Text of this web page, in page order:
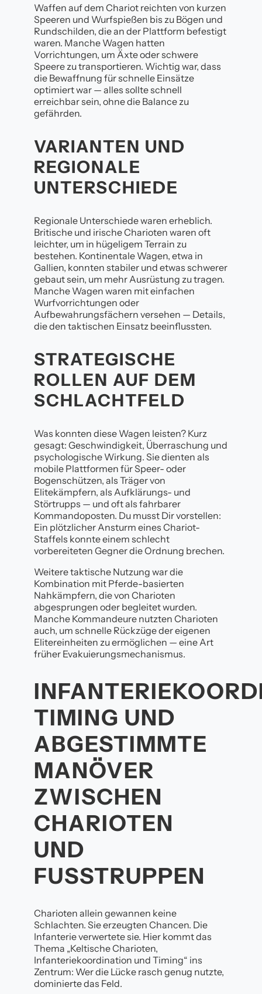
Waffen auf dem Chariot reichten von kurzen
Speeren und Wurfspießen bis zu Bögen und
Rundschilden, die an der Plattform befestigt
waren. Manche Wagen hatten
Vorrichtungen, um Äxte oder schwere
Speere zu transportieren. Wichtig war, dass
die Bewaffnung für schnelle Einsätze
optimiert war — alles sollte schnell
erreichbar sein, ohne die Balance zu
gefährden.
VARIANTEN UND
REGIONALE
UNTERSCHIEDE
Regionale Unterschiede waren erheblich.
Britische und irische Charioten waren oft
leichter, um in hügeligem Terrain zu
bestehen. Kontinentale Wagen, etwa in
Gallien, konnten stabiler und etwas schwerer
gebaut sein, um mehr Ausrüstung zu tragen.
Manche Wagen waren mit einfachen
Wurfvorrichtungen oder
Aufbewahrungsfächern versehen — Details,
die den taktischen Einsatz beeinflussten.
STRATEGISCHE
ROLLEN AUF DEM
SCHLACHTFELD
Was konnten diese Wagen leisten? Kurz
gesagt: Geschwindigkeit, Überraschung und
psychologische Wirkung. Sie dienten als
mobile Plattformen für Speer- oder
Bogenschützen, als Träger von
Elitekämpfern, als Aufklärungs- und
Störtrupps — und oft als fahrbarer
Kommandoposten. Du musst Dir vorstellen:
Ein plötzlicher Ansturm eines Chariot-
Staffels konnte einem schlecht
vorbereiteten Gegner die Ordnung brechen.
Weitere taktische Nutzung war die
Kombination mit Pferde-basierten
Nahkämpfern, die von Charioten
abgesprungen oder begleitet wurden.
Manche Kommandeure nutzten Charioten
auch, um schnelle Rückzüge der eigenen
Elitereinheiten zu ermöglichen — eine Art
früher Evakuierungsmechanismus.
TIMING UND
ABGESTIMMTE
MANÖVER
ZWISCHEN
CHARIOTEN
UND
FUSSTRUPPEN
Charioten allein gewannen keine
Schlachten. Sie erzeugten Chancen. Die
Infanterie verwertete sie. Hier kommt das
Thema „Keltische Charioten,
Infanteriekoordination und Timing“ ins
Zentrum: Wer die Lücke rasch genug nutzte,
dominierte das Feld.